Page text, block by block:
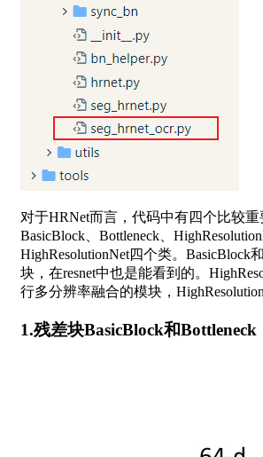
对于HRNet而言，代码中有四个比较重
BasicBlock、Bottleneck、
HighResolutionNet四个类。BasicBlock
块，在resnet中也是能看到的。
行多分辨率融合的模块，
1.残差块BasicBlock和Bottleneck